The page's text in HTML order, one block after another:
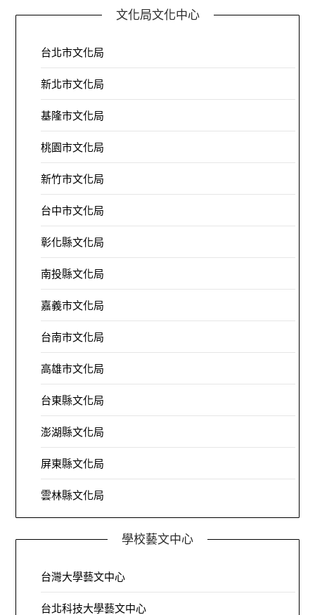
文化局文化中心
台北市文化局
新北市文化局
基隆市文化局
桃園市文化局
新竹市文化局
台中市文化局
彰化縣文化局
南投縣文化局
嘉義市文化局
台南市文化局
高雄市文化局
台東縣文化局
澎湖縣文化局
屏東縣文化局
雲林縣文化局
學校藝文中心
台灣大學藝文中心
台北科技大學藝文中心